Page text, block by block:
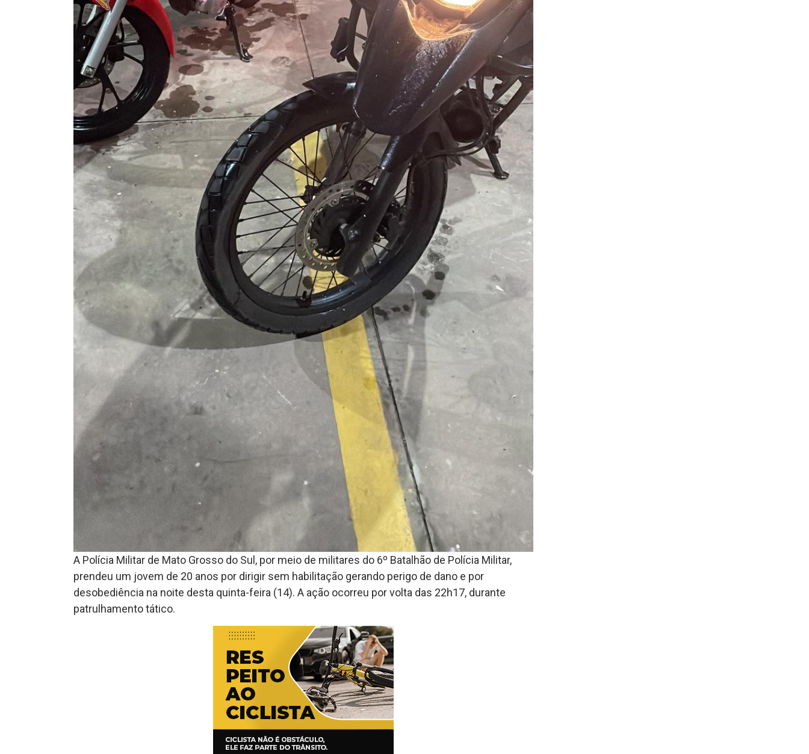
A Polícia Militar de Mato Grosso do Sul, por meio de militares do 6º Batalhão de Polícia Militar,
prendeu um jovem de 20 anos por dirigir sem habilitação gerando perigo de dano e por
desobediência na noite desta quinta-feira (14). A ação ocorreu por volta das 22h17, durante
patrulhamento tático.